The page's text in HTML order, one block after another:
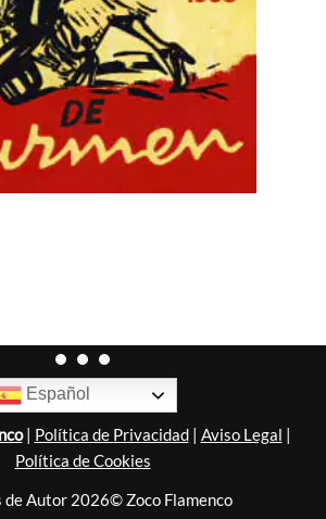
Español
| Política de Privacidad| Aviso Legal |
Política de Cookies
de Autor 2026© Zoco Flamenco